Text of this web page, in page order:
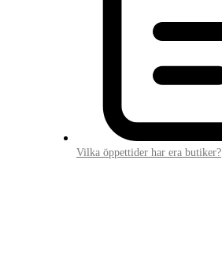
Vilka öppettider har era butiker?